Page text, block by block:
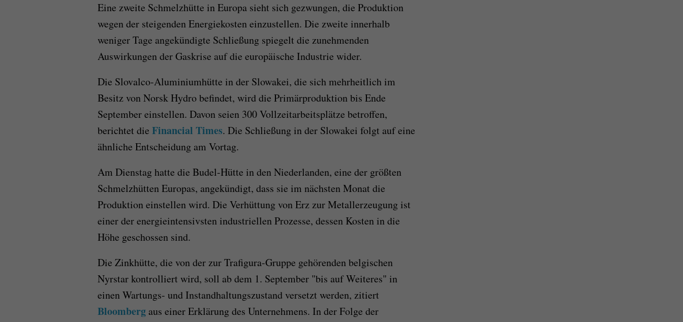
Eine zweite Schmelzhütte in Europa sieht sich gezwungen, die Produktion
wegen der steigenden Energiekosten einzustellen. Die zweite innerhalb
weniger Tage angekündigte Schließung spiegelt die zunehmenden
Auswirkungen der Gaskrise auf die europäische Industrie wider.
Die Slovalco-Aluminiumhütte in der Slowakei, die sich mehrheitlich im
Besitz von Norsk Hydro befindet, wird die Primärproduktion bis Ende
September einstellen. Davon seien 300 Vollzeitarbeitsplätze betroffen,
berichtet die Financial Times. Die Schließung in der Slowakei folgt auf eine
ähnliche Entscheidung am Vortag.
Am Dienstag hatte die Budel-Hütte in den Niederlanden, eine der größten
Schmelzhütten Europas, angekündigt, dass sie im nächsten Monat die
Produktion einstellen wird. Die Verhüttung von Erz zur Metallerzeugung ist
einer der energieintensivsten industriellen Prozesse, dessen Kosten in die
Höhe geschossen sind.
Die Zinkhütte, die von der zur Trafigura-Gruppe gehörenden belgischen
Nyrstar kontrolliert wird, soll ab dem 1. September "bis auf Weiteres" in
einen Wartungs- und Instandhaltungszustand versetzt werden, zitiert
Bloomberg aus einer Erklärung des Unternehmens. In der Folge der